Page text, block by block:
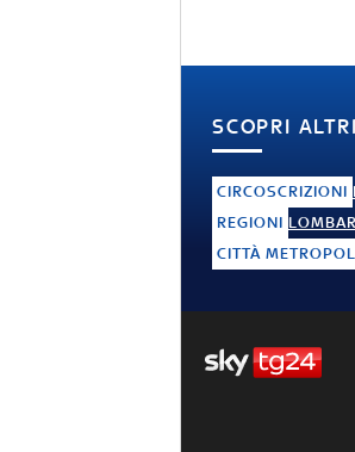
SCOPRI
CIRCOSCRIZIONI
REGIONI
CITTÀ